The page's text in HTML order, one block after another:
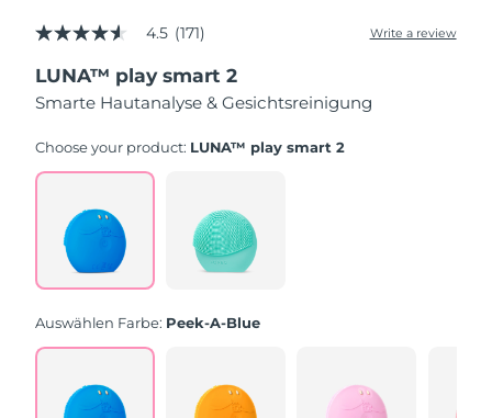
4.5
of
5
stars,
rating
Read
Reviews.
Same
page
link.
4.5 (171) Write a review
LUNA™ play smart 2
Smarte Hautanalyse & Gesichtsreinigung
Choose your product: LUNA™ play smart 2
Auswählen Farbe: Peek-A-Blue